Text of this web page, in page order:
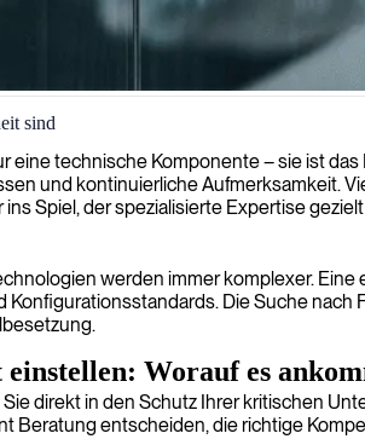
sind
eine technische Komponente – sie ist
und kontinuierliche Aufmerksamkeit.
Spiel, der spezialisierte Expertise
werden immer komplexer.
Die Suche
Worauf es
direkt in den Schutz Ihrer kritischen
Beratung entscheiden, die richtige